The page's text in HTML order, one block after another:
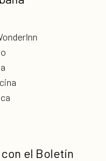
el Boletín